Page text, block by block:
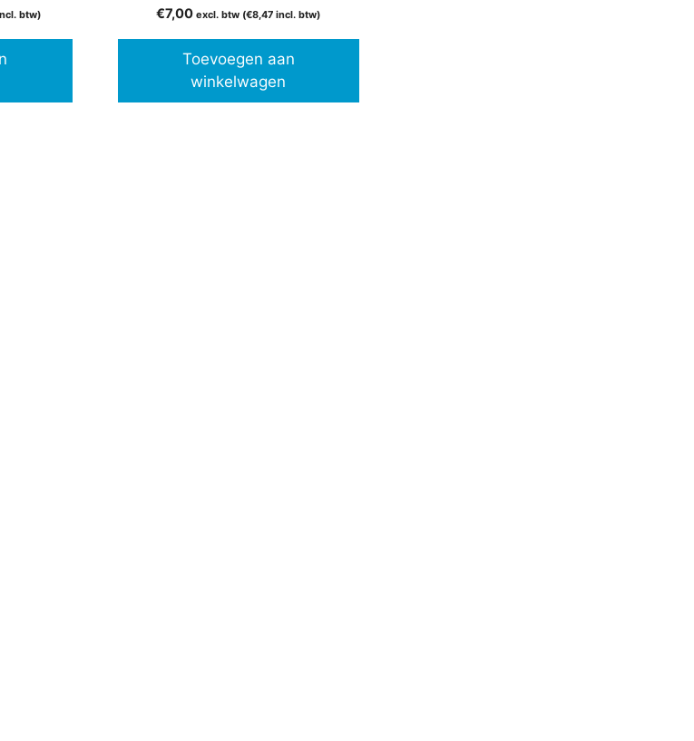
btw)
4.00
van 5
€7,00 excl. btw (€8,47 incl. btw)
Toevoegen aan
winkelwagen